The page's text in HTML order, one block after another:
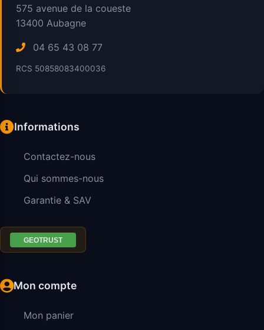
575 avenue de la coueste
13400 Aubagne
04 65 43 08 77
RCS 50858083400036
Informations
Contactez-nous
Qui sommes-nous
Garantie & SAV
Mon compte
Mon panier